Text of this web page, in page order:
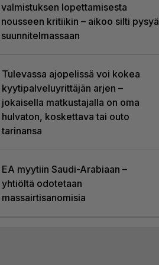
valmistuksen lopettamisesta
nousseen kritiikin – aikoo silti pysyä
suunnitelmassaan
Tulevassa ajopelissä voi kokea
kyytipalveluyrittäjän arjen –
jokaisella matkustajalla on oma
hulvaton, koskettava tai outo
tarinansa
EA myytiin Saudi-Arabiaan –
yhtiöltä odotetaan
massairtisanomisia